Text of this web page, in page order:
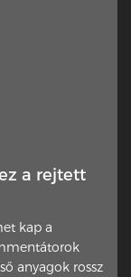
a rejtett
kap a
anyagok rossz